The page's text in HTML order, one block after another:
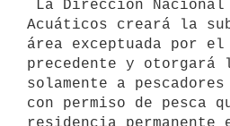
Acuáticos creará la
área exceptuada por el
precedente y otorgará
solamente a
con permiso de pesca